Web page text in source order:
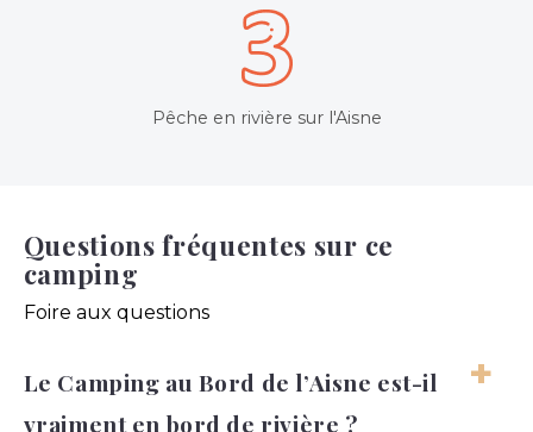
Pêche en rivière sur l'Aisne
Questions fréquentes sur ce
camping
Foire aux questions
Le Camping au Bord de l’Aisne est-il
vraiment en bord de rivière ?